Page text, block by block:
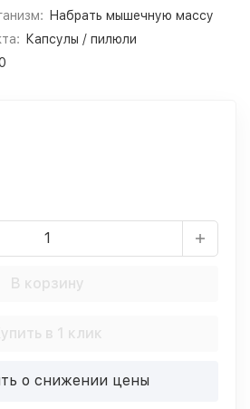
Набрать мышечную массу
Капсулы / пилюли
В корзину
в 1 клик
о снижении цены